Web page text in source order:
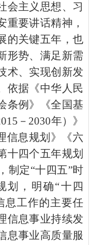
会主义思想、习
重要讲话精神，
的关键五年，也
形势、满足新需
术、实现创新发
依据《中华人民
条例》《全国基
－2030年）》
信息规划》《六
十四个五年规划
制定“十四五”时
划，明确“十四
息工作的主要任
信息事业持续发
息事业高质量服